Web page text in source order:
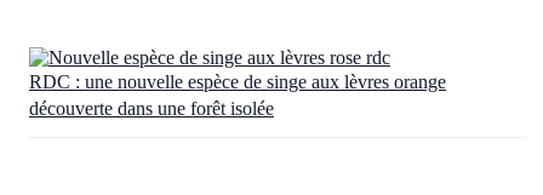
RDC : une nouvelle espèce de singe aux lèvres orange
découverte dans une forêt isolée